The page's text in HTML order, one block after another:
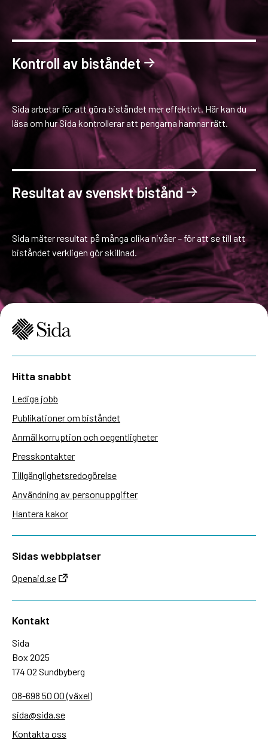
Kontroll av biståndet
Sida arbetar för att göra biståndet mer effektivt. Här kan du
läsa om hur Sida kontrollerar att pengarna hamnar rätt.
Resultat av svenskt bistånd
Sida mäter resultat på många olika nivåer – för att se till att
biståndet verkligen gör skillnad.
Hitta snabbt
Lediga jobb
Publikationer om biståndet
Anmäl korruption och oegentligheter
Presskontakter
Tillgänglighetsredogörelse
Användning av personuppgifter
Hantera kakor
Sidas webbplatser
Openaid.se
Kontakt
Sida
Box 2025
174 02 Sundbyberg
08-698 50 00 (växel)
sida@sida.se
Kontakta oss